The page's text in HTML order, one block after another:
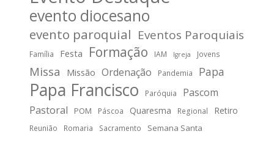
evento diocesano
evento paroquial Eventos Paroquiais
Família Festa Formação IAM Igreja Jovens
Missa Missão Ordenação Pandemia Papa
Papa Francisco Paróquia
Pascom
Pastoral
POM Páscoa Quaresma Regional Retiro
Reunião Romaria Sacramento Semana Santa